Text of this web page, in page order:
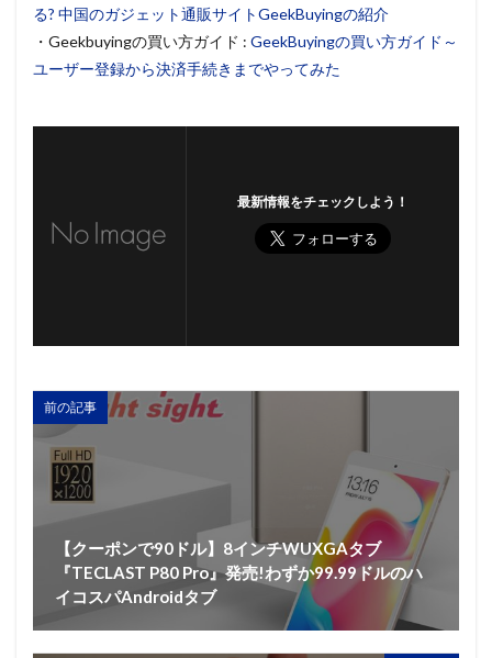
る? 中国のガジェット通販サイトGeekBuyingの紹介
・Geekbuyingの買い方ガイド : GeekBuyingの買い方ガイド～
ユーザー登録から決済手続きまでやってみた
最新情報をチェックしよう！
前の記事
【クーポンで90ドル】8インチWUXGAタブ
『TECLAST P80 Pro』発売!わずか99.99ドルのハ
イコスパAndroidタブ